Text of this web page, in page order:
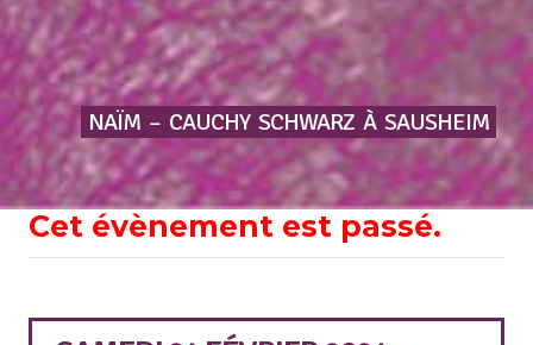
NAÏM – CAUCHY SCHWARZ À SAUSHEIM
Cet évènement est passé.